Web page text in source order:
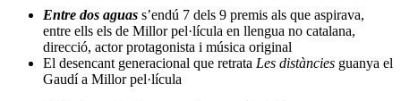
Entre dos aguas s’endú 7 dels 9 premis als que aspirava,
entre ells els de Millor pel·lícula en llengua no catalana,
direcció, actor protagonista i música original
El desencant generacional que retrata Les distàncies guanya el
Gaudí a Millor pel·lícula